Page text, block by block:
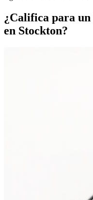
¿Califica para un
en Stockton?